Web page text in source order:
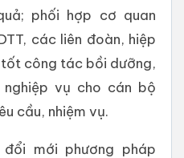
phối hợp cơ quan
các liên đoàn, hiệp
công tác bồi dưỡng,
nghiệp vụ cho cán bộ
cầu, nhiệm vụ.
mới phương pháp